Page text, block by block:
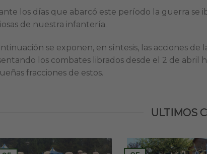
los días que abarcó este período la guerra se
de nuestra infantería.
se exponen, en síntesis, las acciones
los combates librados desde el 2 de abril
fracciones de estos.
ULTIMOS